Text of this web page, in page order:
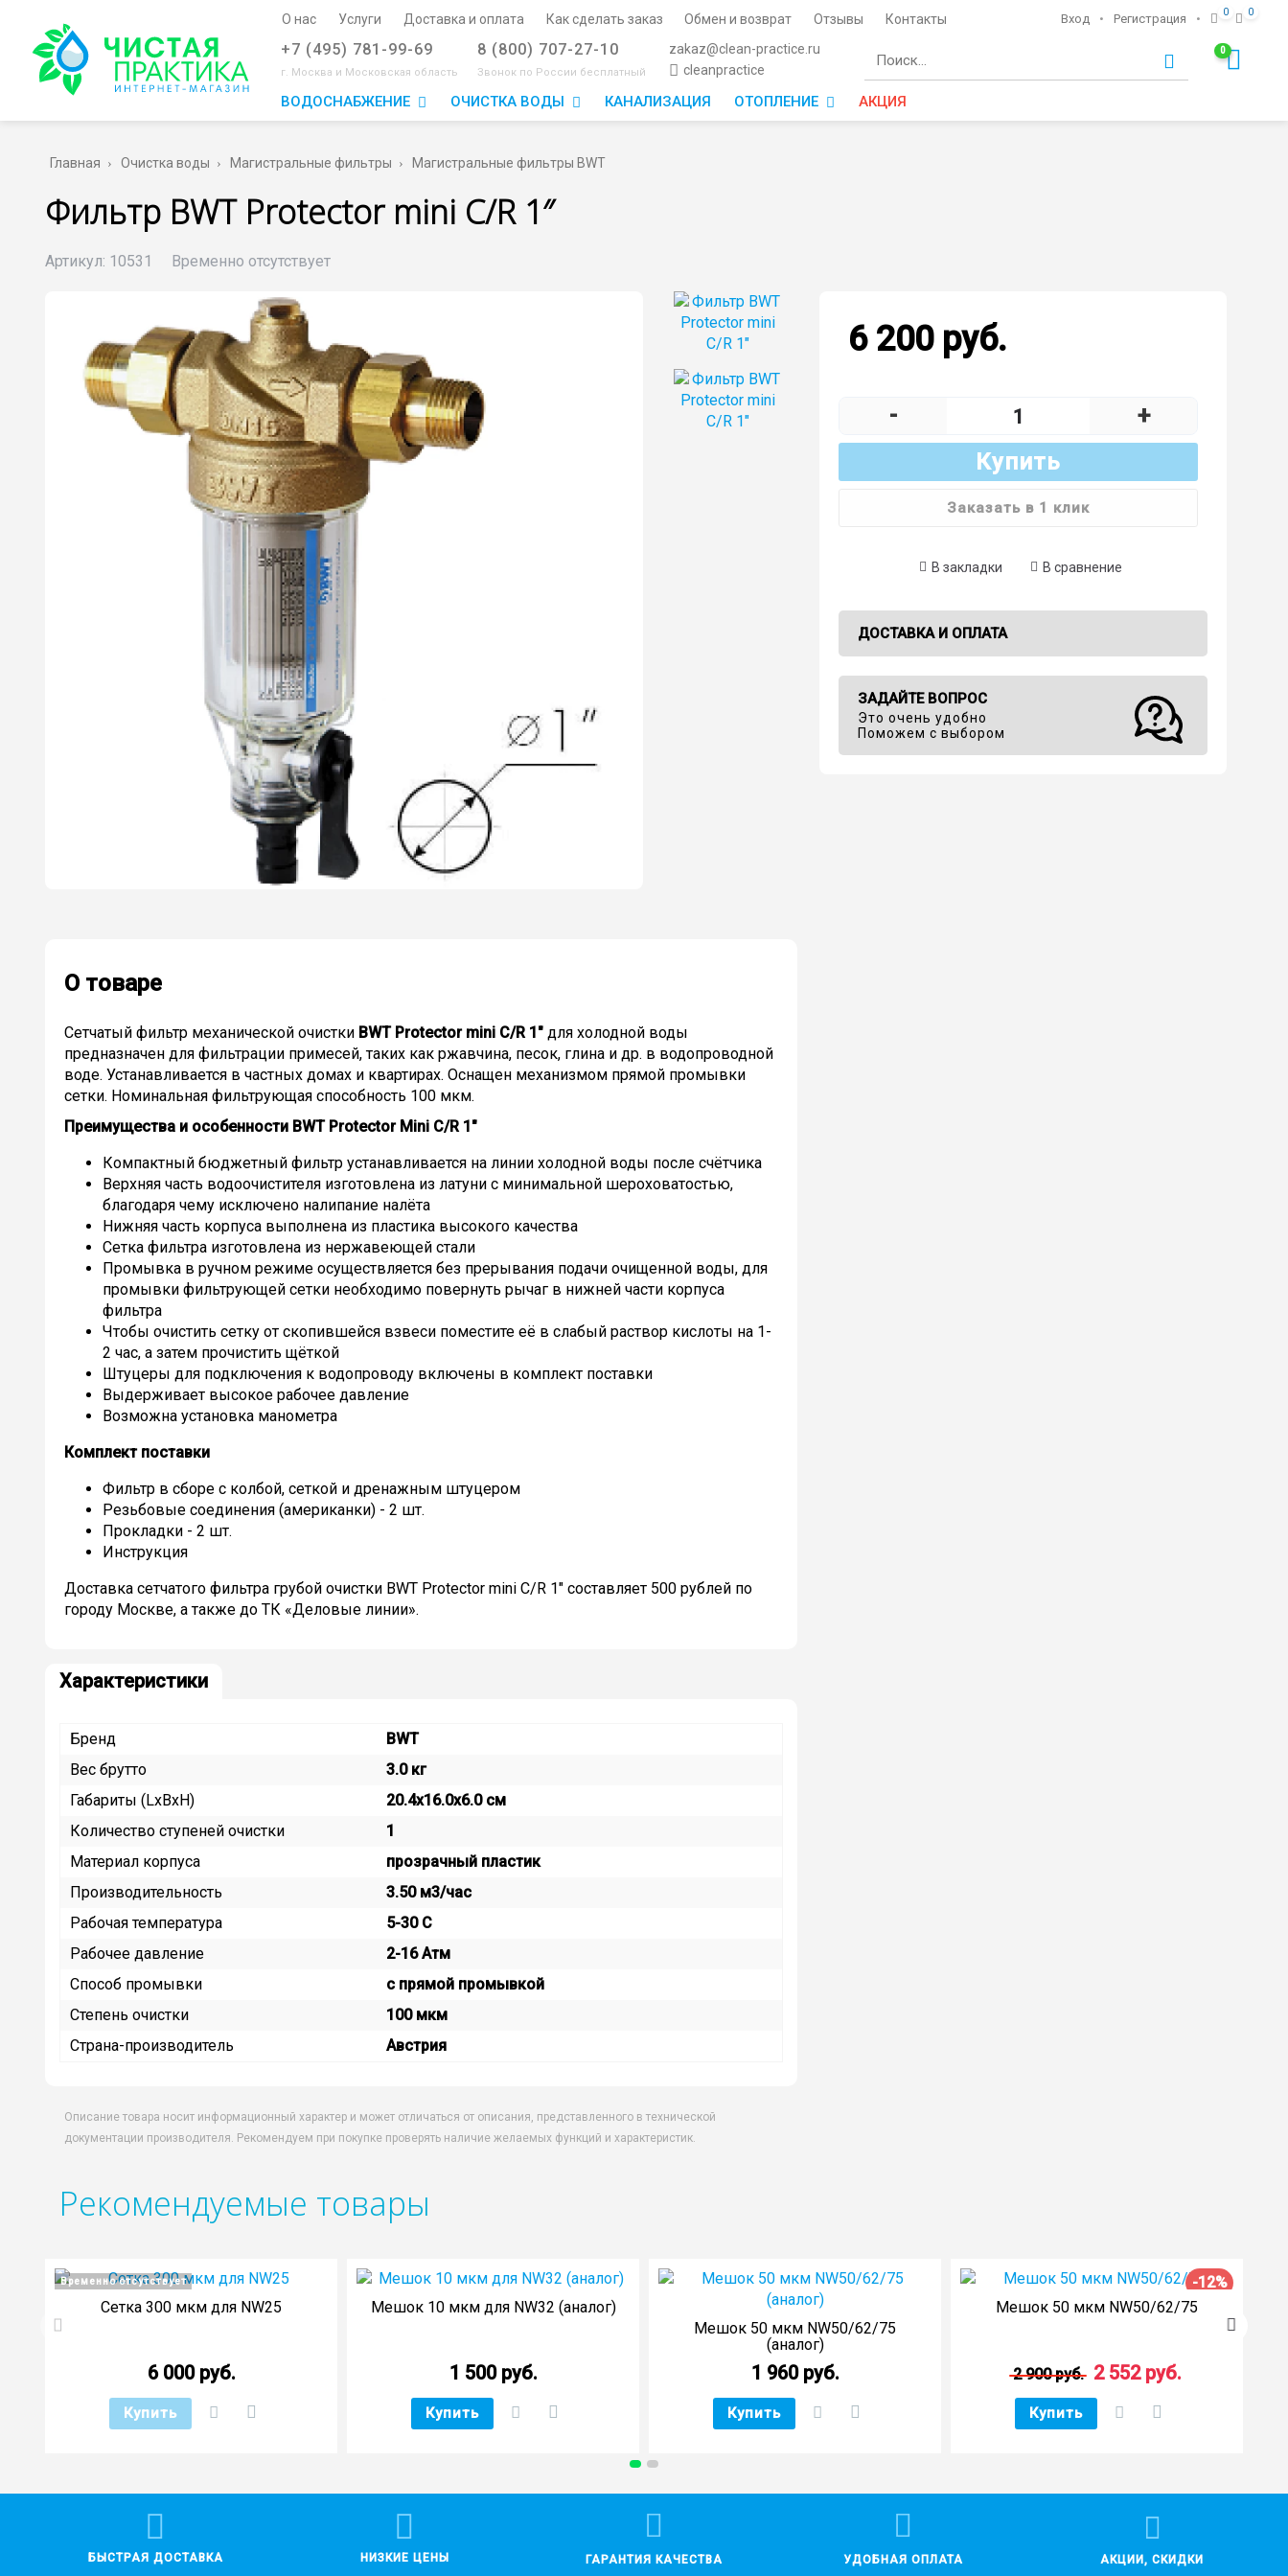
О нас Услуги Доставка и оплата Как сделать заказ Обмен и возврат Отзывы Контакты Вход • Регистрация • 0 0
+7 (495) 781-99-69
г. Москва и Московская область
8 (800) 707-27-10
Звонок по России бесплатный
zakaz@clean-practice.ru
cleanpractice
0
ВОДОСНАБЖЕНИЕ ОЧИСТКА ВОДЫ КАНАЛИЗАЦИЯ ОТОПЛЕНИЕ АКЦИЯ
Главная Очистка воды Магистральные фильтры Магистральные фильтры BWT
Фильтр BWT Protector mini C/R 1″
Артикул: 10531 Временно отсутствует
О товаре
Сетчатый фильтр механической очистки BWT Protector mini C/R 1" для холодной воды
предназначен для фильтрации примесей, таких как ржавчина, песок, глина и др. в водопроводной
воде. Устанавливается в частных домах и квартирах. Оснащен механизмом прямой промывки
сетки. Номинальная фильтрующая способность 100 мкм.
Преимущества и особенности BWT Protector Mini C/R 1"
Компактный бюджетный фильтр устанавливается на линии холодной воды после счётчика
Верхняя часть водоочистителя изготовлена из латуни с минимальной шероховатостью,
благодаря чему исключено налипание налёта
Нижняя часть корпуса выполнена из пластика высокого качества
Сетка фильтра изготовлена из нержавеющей стали
Промывка в ручном режиме осуществляется без прерывания подачи очищенной воды, для
промывки фильтрующей сетки необходимо повернуть рычаг в нижней части корпуса
фильтра
Чтобы очистить сетку от скопившейся взвеси поместите её в слабый раствор кислоты на 1-
2 час, а затем прочистить щёткой
Штуцеры для подключения к водопроводу включены в комплект поставки
Выдерживает высокое рабочее давление
Возможна установка манометра
Комплект поставки
Фильтр в сборе с колбой, сеткой и дренажным штуцером
Резьбовые соединения (американки) - 2 шт.
Прокладки - 2 шт.
Инструкция
Доставка сетчатого фильтра грубой очистки BWT Protector mini C/R 1" составляет 500 рублей по
городу Москве, а также до ТК «Деловые линии».
Характеристики
Бренд
BWT
Вес брутто
3.0 кг
Габариты (LxBxH)
20.4x16.0x6.0 см
Количество ступеней очистки
1
Материал корпуса
прозрачный пластик
Производительность
3.50 м3/час
Рабочая температура
5-30 C
Рабочее давление
2-16 Атм
Способ промывки
с прямой промывкой
Степень очистки
100 мкм
Страна-производитель
Австрия
Описание товара носит информационный характер и может отличаться от описания, представленного в технической
документации производителя. Рекомендуем при покупке проверять наличие желаемых функций и характеристик.
6 200 руб.
- +
Купить
Заказать в 1 клик
В закладки В сравнение
ДОСТАВКА И ОПЛАТА
ЗАДАЙТЕ ВОПРОС
Это очень удобно
Поможем с выбором
Рекомендуемые товары
Временно отсутствует
Сетка 300 мкм для NW25
6 000 руб.
Купить
Мешок 10 мкм для NW32 (аналог)
1 500 руб.
Купить
Мешок 50 мкм NW50/62/75
(аналог)
1 960 руб.
Купить
-12%
Мешок 50 мкм NW50/62/75
2 900 руб. 2 552 руб.
Купить
БЫСТРАЯ ДОСТАВКА НИЗКИЕ ЦЕНЫ ГАРАНТИЯ КАЧЕСТВА УДОБНАЯ ОПЛАТА АКЦИИ, СКИДКИ